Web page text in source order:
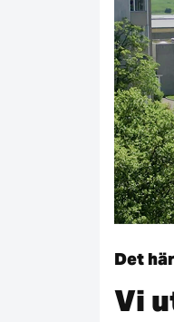
Det
Vi